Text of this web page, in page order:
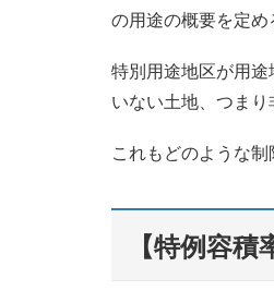
の用途の概要を定め
特別用途地区が用
いない土地、つまり
これもどのような制
【特例容